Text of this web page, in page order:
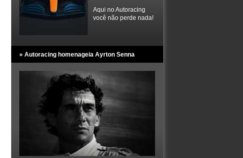
Aqui no Autoracing
você não perde nada!
» Autoracing homenageia Ayrton Senna